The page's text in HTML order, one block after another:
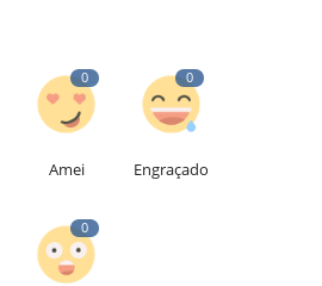
0
Amei
0
Engraçado
0